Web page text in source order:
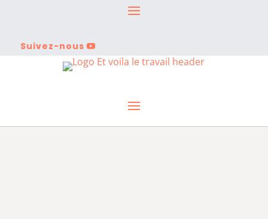
Suivez-nous